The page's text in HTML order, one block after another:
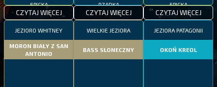
CZYTAJ WIĘCEJ CZYTAJ WIĘCEJ
EPICKA
CZYTAJ WIĘCEJ
JEZIORO WHITNEY
MORON BIAŁY Z SAN
ANTONIO
WIELKIE JEZIORA
BASS SŁONECZNY
JEZIORA PATAGONII
OKOŃ KREOL